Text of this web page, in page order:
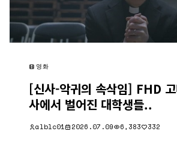
영화
[신사-악귀의 속삭임] FHD
사에서 벌어진 대학생들..
alblc01 2026.07.09 6,383 332